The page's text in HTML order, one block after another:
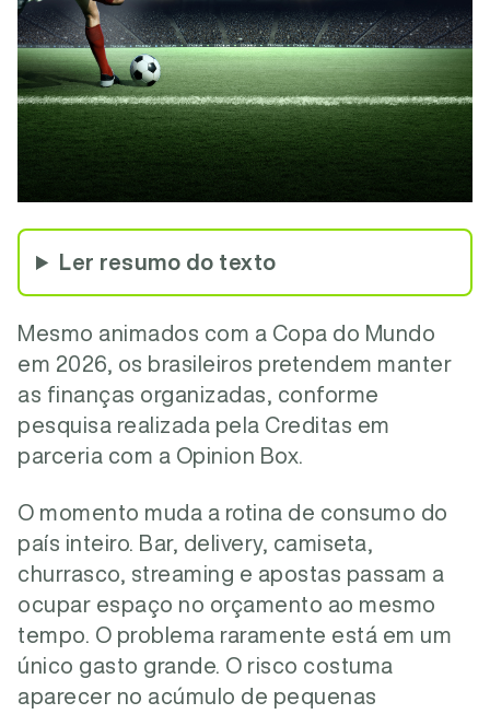
Ler resumo do texto
Mesmo animados com a Copa do Mundo
em 2026, os brasileiros pretendem manter
as finanças organizadas, conforme
pesquisa realizada pela Creditas em
parceria com a Opinion Box.
O momento muda a rotina de consumo do
país inteiro. Bar, delivery, camiseta,
churrasco, streaming e apostas passam a
ocupar espaço no orçamento ao mesmo
tempo. O problema raramente está em um
único gasto grande. O risco costuma
aparecer no acúmulo de pequenas